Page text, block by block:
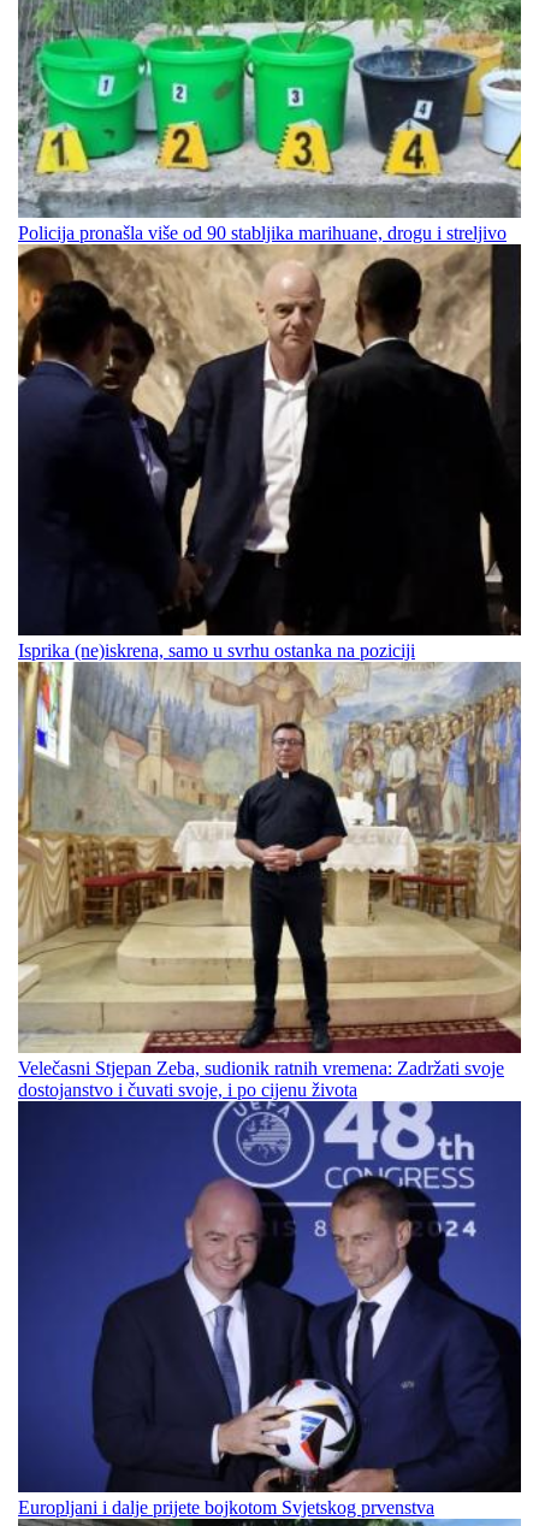
Policija pronašla više od 90 stabljika marihuane, drogu i streljivo
Isprika (ne)iskrena, samo u svrhu ostanka na poziciji
Velečasni Stjepan Zeba, sudionik ratnih vremena: Zadržati svoje
dostojanstvo i čuvati svoje, i po cijenu života
Europljani i dalje prijete bojkotom Svjetskog prvenstva